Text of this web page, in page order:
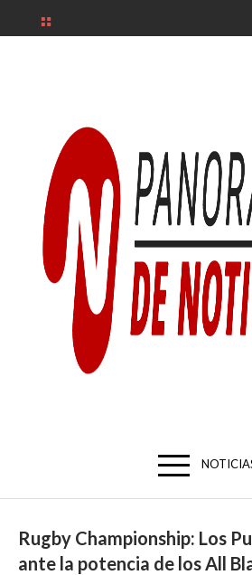
Rugby Championship: Los
ante la potencia de los All